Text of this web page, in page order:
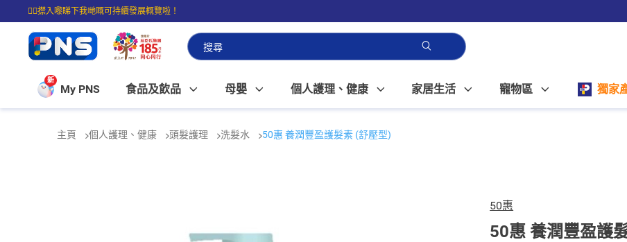
☝🏼㩒入嚟睇下我哋嘅可持續發展概覽啦！
⭐購物滿$399即享免費送貨；滿$100即可免費店取。
新
My PNS 食品及飲品 母嬰 個人護理、健康 家居生活 寵物區 獨家
主頁 個人護理、健康 頭髮護理 洗髮水 50惠 養潤豐盈護髮素 (舒壓型)
50惠
50惠 養潤豐盈護